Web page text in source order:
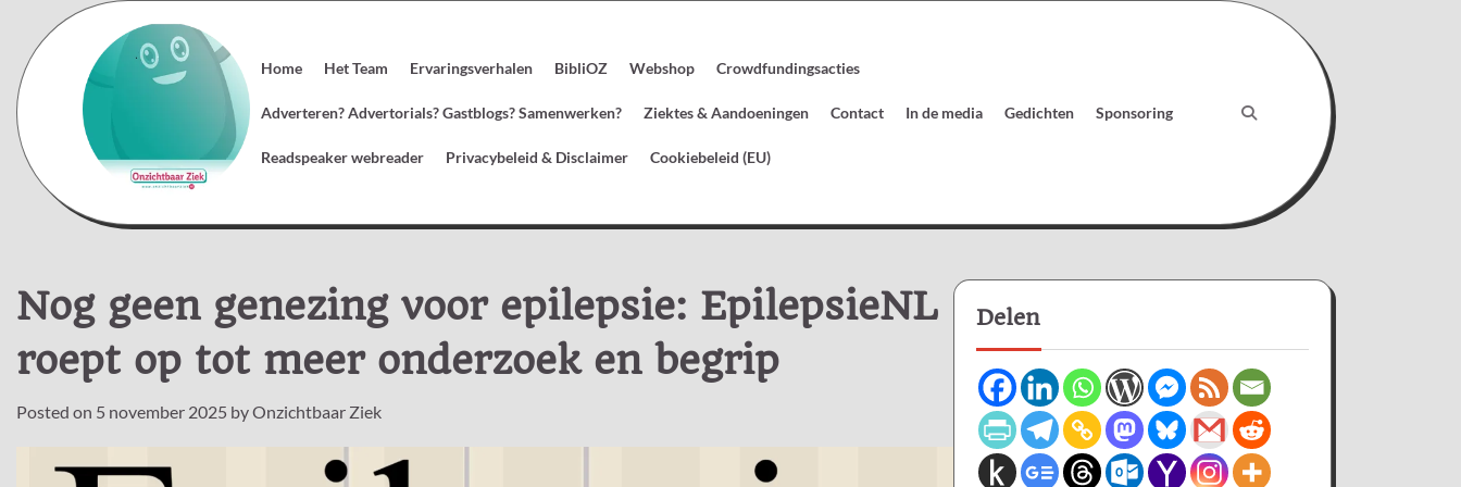
content
Home Het Team Ervaringsverhalen BibliOZ Webshop Crowdfundingsacties
Adverteren? Advertorials? Gastblogs? Samenwerken? Ziektes & Aandoeningen Contact In de media Gedichten Sponsoring
Readspeaker webreader Privacybeleid & Disclaimer Cookiebeleid (EU)
Nog geen genezing voor epilepsie: EpilepsieNL
roept op tot meer onderzoek en begrip
Posted on 5 november 2025 byOnzichtbaar Ziek
Delen